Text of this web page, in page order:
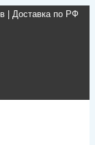
| Доставка по РФ